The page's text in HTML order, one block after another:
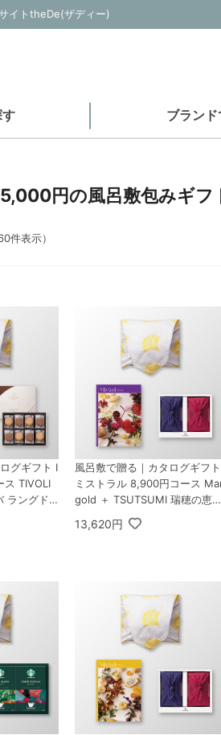
イトtheDe(ザディー)
ブラン
円の風呂敷包みギフ
件表示）
グギフト I
ス TIVOLI
ラングド
メント 30
風呂敷で贈る｜カタログギフト
ミストラル 8,900円コース
gold ＋ TSUTSUMI 瑞穂の恵み
13,620円